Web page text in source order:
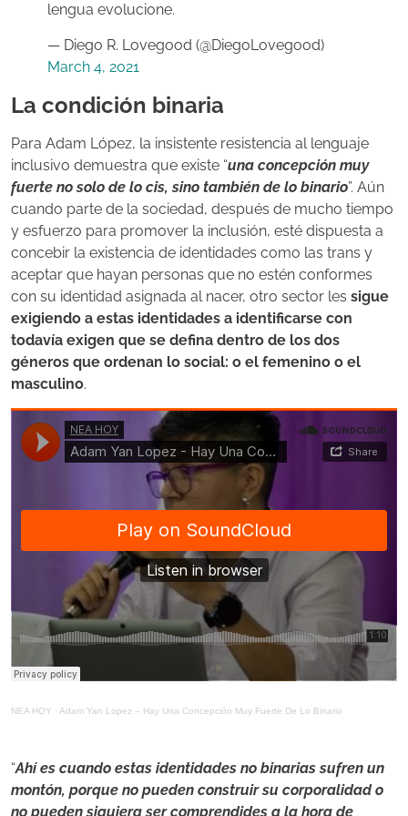
lengua evolucione.
— Diego R. Lovegood (@DiegoLovegood)
March 4, 2021
La condición binaria
Para Adam López, la insistente resistencia al lenguaje
inclusivo demuestra que existe “una concepción muy
fuerte no solo de lo cis, sino también de lo binario”. Aún
cuando parte de la sociedad, después de mucho tiempo
y esfuerzo para promover la inclusión, esté dispuesta a
concebir la existencia de identidades como las trans y
aceptar que hayan personas que no estén conformes
con su identidad asignada al nacer, otro sector les sigue
exigiendo a estas identidades a identificarse con
todavía exigen que se defina dentro de los dos
géneros que ordenan lo social: o el femenino o el
masculino.
NEA HOY · Adam Yan Lopez – Hay Una Concepción Muy Fuerte De Lo Binario
“Ahí es cuando estas identidades no binarias sufren un
montón, porque no pueden construir su corporalidad o
no pueden siquiera ser comprendides a la hora de